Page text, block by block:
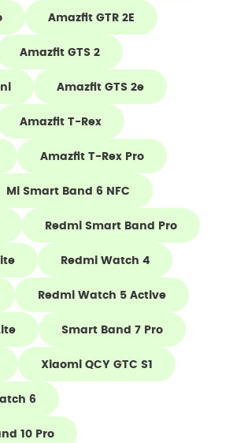
Amazfit GTR 2E
Amazfit GTS 2
Amazfit GTS 2e
Amazfit T-Rex
Amazfit T-Rex Pro
Mi Smart Band 6 NFC
Redmi Smart Band Pro
Redmi Watch 4
Redmi Watch 5 Active
Smart Band 7 Pro
Xiaomi QCY GTC S1
6
10 Pro